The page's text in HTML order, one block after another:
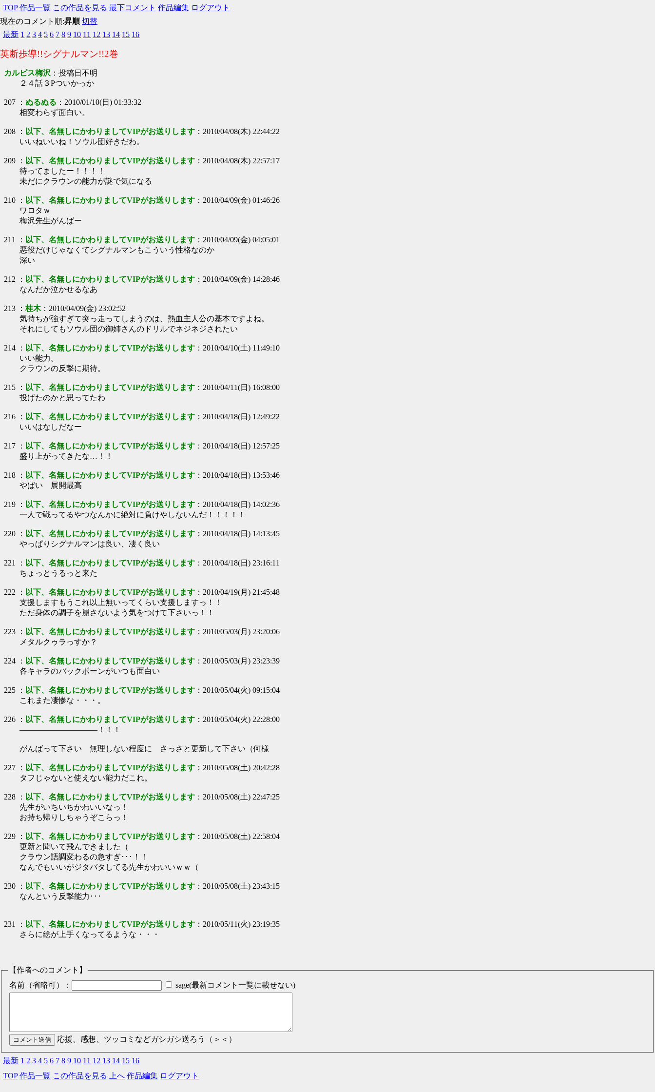
TOP 作品一覧 この作品を見る 最下コメント 作品編集 ログアウト
現在のコメント順:昇順 切替
最新 1 2 3 4 5 6 7 8 9 10 11 12 13 14 15 16
英断歩導!!シグナルマン!!2巻
カルピス梅沢 ： 投稿日不明
２４話３Pついかっか
207 ： ぬるぬる ： 2010/01/10(日) 01:33:32
相変わらず面白い。
208 ： 以下、名無しにかわりましてVIPがお送りします ： 2010/04/08(木) 22:44:22
いいねいいね！ソウル団好きだわ。
209 ： 以下、名無しにかわりましてVIPがお送りします ： 2010/04/08(木) 22:57:17
待ってましたー！！！！
未だにクラウンの能力が謎で気になる
210 ： 以下、名無しにかわりましてVIPがお送りします ： 2010/04/09(金) 01:46:26
ワロタｗ
梅沢先生がんばー
211 ： 以下、名無しにかわりましてVIPがお送りします ： 2010/04/09(金) 04:05:01
悪役だけじゃなくてシグナルマンもこういう性格なのか
深い
212 ： 以下、名無しにかわりましてVIPがお送りします ： 2010/04/09(金) 14:28:46
なんだか泣かせるなあ
213 ： 桂木： 2010/04/09(金) 23:02:52
気持ちが強すぎて突っ走ってしまうのは、熱血主人公の基本ですよね。
それにしてもソウル団の御姉さんのドリルでネジネジされたい
214 ： 以下、名無しにかわりましてVIPがお送りします ： 2010/04/10(土) 11:49:10
いい能力。
クラウンの反撃に期待。
215 ： 以下、名無しにかわりましてVIPがお送りします ： 2010/04/11(日) 16:08:00
投げたのかと思ってたわ
216 ： 以下、名無しにかわりましてVIPがお送りします ： 2010/04/18(日) 12:49:22
いいはなしだなー
217 ： 以下、名無しにかわりましてVIPがお送りします ： 2010/04/18(日) 12:57:25
盛り上がってきたな…！！
218 ： 以下、名無しにかわりましてVIPがお送りします ： 2010/04/18(日) 13:53:46
やばい 展開最高
219 ： 以下、名無しにかわりましてVIPがお送りします ： 2010/04/18(日) 14:02:36
一人で戦ってるやつなんかに絶対に負けやしないんだ！！！！！
220 ： 以下、名無しにかわりましてVIPがお送りします ： 2010/04/18(日) 14:13:45
やっぱりシグナルマンは良い、凄く良い
221 ： 以下、名無しにかわりましてVIPがお送りします ： 2010/04/18(日) 23:16:11
ちょっとうるっと来た
222 ： 以下、名無しにかわりましてVIPがお送りします ： 2010/04/19(月) 21:45:48
支援しますもうこれ以上無いってくらい支援しますっ！！
ただ身体の調子を崩さないよう気をつけて下さいっ！！
223 ： 以下、名無しにかわりましてVIPがお送りします ： 2010/05/03(月) 23:20:06
メタルクゥラっすか？
224 ： 以下、名無しにかわりましてVIPがお送りします ： 2010/05/03(月) 23:23:39
各キャラのバックボーンがいつも面白い
225 ： 以下、名無しにかわりましてVIPがお送りします ： 2010/05/04(火) 09:15:04
これまた凄惨な・・・。
226 ： 以下、名無しにかわりましてVIPがお送りします ： 2010/05/04(火) 22:28:00
――――――――――！！！
がんばって下さい 無理しない程度に さっさと更新して下さい（何様
227 ： 以下、名無しにかわりましてVIPがお送りします ： 2010/05/08(土) 20:42:28
タフじゃないと使えない能力だこれ。
228 ： 以下、名無しにかわりましてVIPがお送りします ： 2010/05/08(土) 22:47:25
先生がいちいちかわいいなっ！
お持ち帰りしちゃうぞこらっ！
229 ： 以下、名無しにかわりましてVIPがお送りします ： 2010/05/08(土) 22:58:04
更新と聞いて飛んできました（
クラウン語調変わるの急すぎ･･･！！
なんでもいいがジタバタしてる先生かわいいｗｗ（
230 ： 以下、名無しにかわりましてVIPがお送りします ： 2010/05/08(土) 23:43:15
なんという反撃能力･･･
231 ： 以下、名無しにかわりましてVIPがお送りします ： 2010/05/11(火) 23:19:35
さらに絵が上手くなってるような・・・
【作者へのコメント】
名前（省略可）：
sage(最新コメント一覧に載せない)
応援、感想、ツッコミなどガシガシ送ろう（＞＜）
最新 1 2 3 4 5 6 7 8 9 10 11 12 13 14 15 16
TOP 作品一覧 この作品を見る 上へ 作品編集 ログアウト